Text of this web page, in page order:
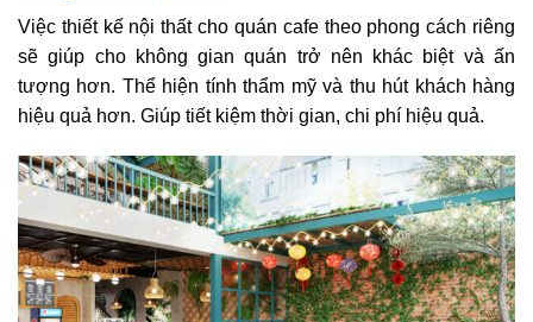
Việc thiết kế nội thất cho quán cafe theo phong cách riêng
sẽ giúp cho không gian quán trở nên khác biệt và ấn
tượng hơn. Thể hiện tính thẩm mỹ và thu hút khách hàng
hiệu quả hơn. Giúp tiết kiệm thời gian, chi phí hiệu quả.